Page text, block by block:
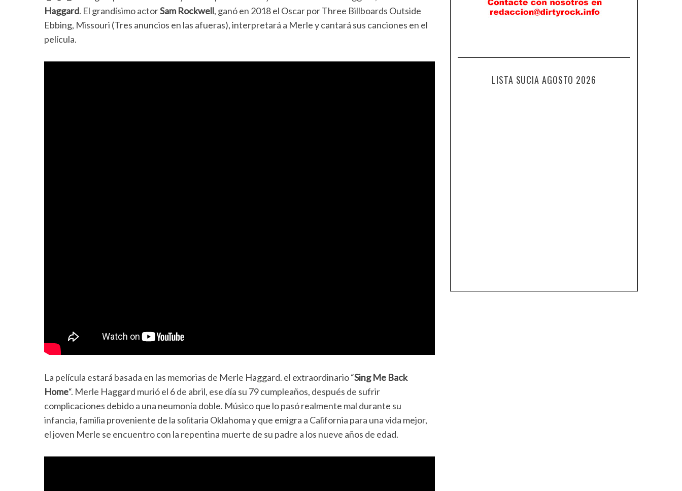
Haggard. El grandísimo actorSam Rockwell, ganó en 2018 el Oscar por Three Billboards Outside
Ebbing, Missouri (Tres anuncios en las afueras), interpretará a Merle y cantará sus canciones en el
película.
La película estará basada en las memorias de Merle Haggard. el extraordinario “Sing Me Back
Home“. Merle Haggard murió el 6 de abril, ese día su 79 cumpleaños, después de sufrir
complicaciones debido a una neumonía doble. Músico que lo pasó realmente mal durante su
infancia, familia proveniente de la solitaria Oklahoma y que emigra a California para una vida mejor,
el joven Merle se encuentro con la repentina muerte de su padre a los nueve años de edad.
LISTA SUCIA AGOSTO 2026